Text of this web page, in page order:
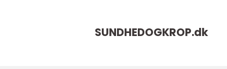
SUNDHEDOGKROP.dk